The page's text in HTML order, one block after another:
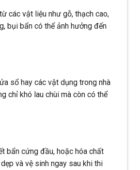
các vật liệu như gỗ, thạch cao,
bụi bẩn có thể ảnh hưởng đến
sổ hay các vật dụng trong nhà
chỉ khó lau chùi mà còn có thể
bẩn cứng đầu, hoặc hóa chất
và vệ sinh ngay sau khi thi